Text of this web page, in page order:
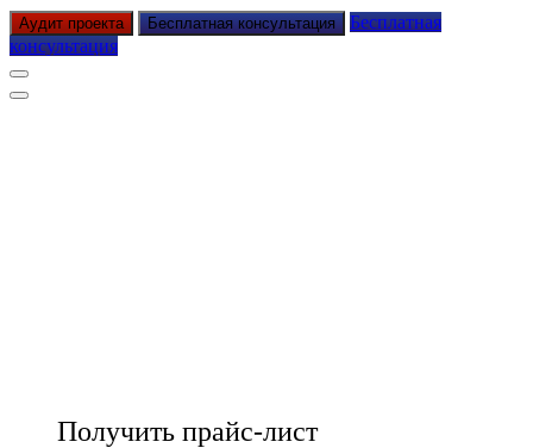
Аудит проекта Бесплатная консультация
Бесплатная
консультация
Получить прайс-лист